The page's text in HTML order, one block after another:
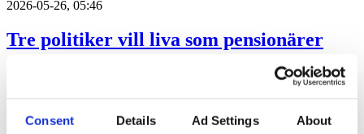
Consent Details Ad Settings About
2026-05-26, 05:46
Tre politiker vill liva som pensionärer
Bara politiker från tre av åtta riksdagspartier nappade på
organisationen SPF Seniorernas utmaning att leva som en pensionär
under denna vecka.